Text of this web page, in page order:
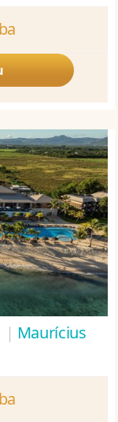
| Maurícius